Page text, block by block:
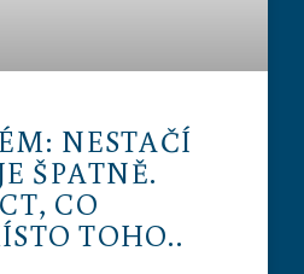
NESTAČÍ
ŠPATNĚ.
CO
TOHO..